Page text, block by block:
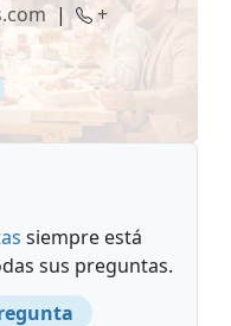
|
+
siempre está
sus preguntas.